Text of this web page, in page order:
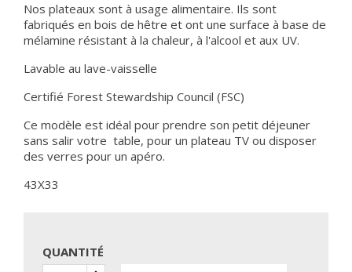
Nos plateaux sont à usage alimentaire. Ils sont
fabriqués en bois de hêtre et ont une surface à base de
mélamine résistant à la chaleur, à l'alcool et aux UV.
Lavable au lave-vaisselle
Certifié Forest Stewardship Council (FSC)
Ce modèle est idéal pour prendre son petit déjeuner
sans salir votre table, pour un plateau TV ou disposer
des verres pour un apéro.
43X33
QUANTITÉ